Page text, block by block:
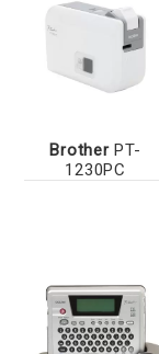
BrotherPT-
1230PC